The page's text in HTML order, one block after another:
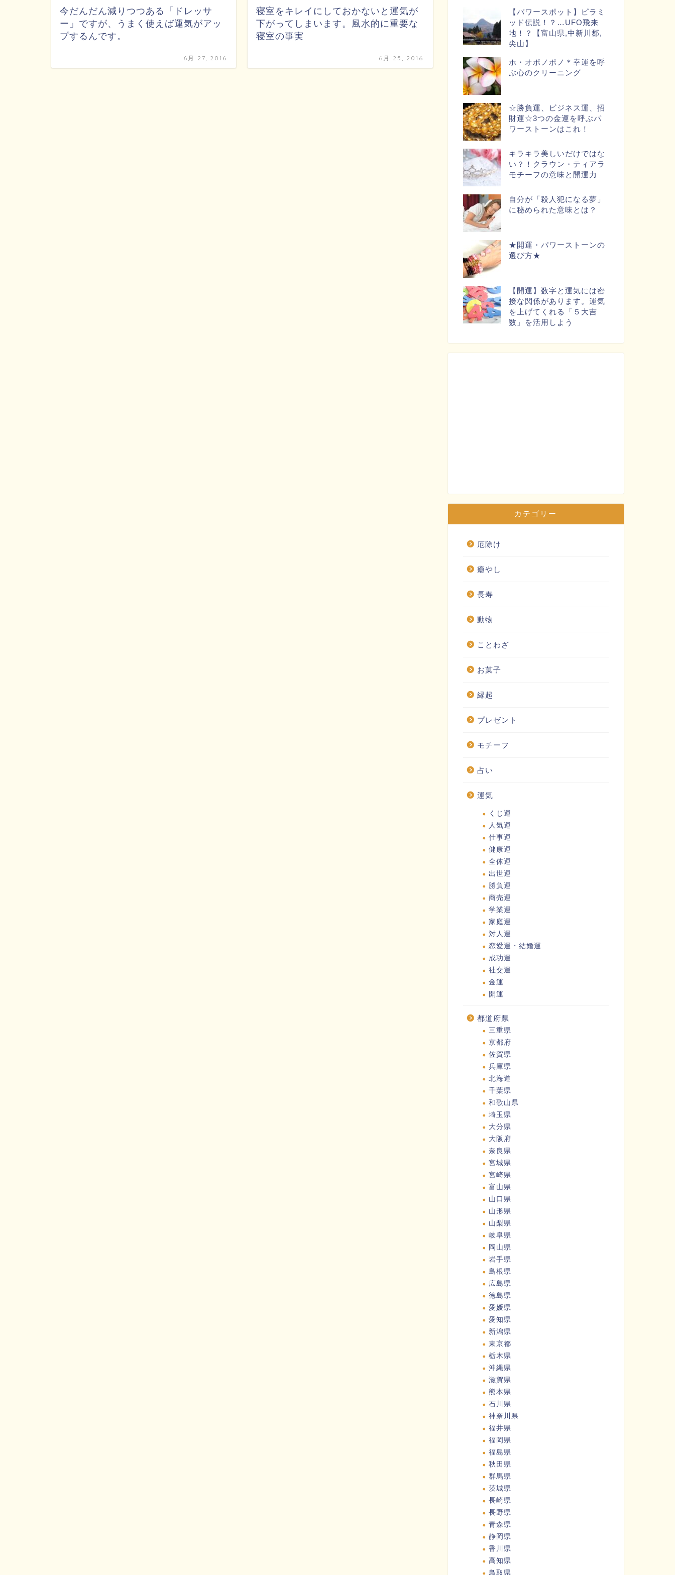
今だんだん減りつつある「ドレッサ
ー」ですが、うまく使えば運気がアッ
プするんです。
6月 27, 2016
寝室をキレイにしておかないと運気が
下がってしまいます。風水的に重要な
寝室の事実
6月 25, 2016
【パワースポット】ピラミ
ッド伝説！？…UFO飛来
地！？【富山県,中新川郡,
尖山】
ホ・オポノポノ＊幸運を呼
ぶ心のクリーニング
☆勝負運、ビジネス運、招
財運☆3つの金運を呼ぶパ
ワーストーンはこれ！
キラキラ美しいだけではな
い？！クラウン・ティアラ
モチーフの意味と開運力
自分が「殺人犯になる夢」
に秘められた意味とは？
★開運・パワーストーンの
選び方★
【開運】数字と運気には密
接な関係があります。運気
を上げてくれる「５大吉
数」を活用しよう
カテゴリー
厄除け
癒やし
長寿
動物
ことわざ
お菓子
縁起
プレゼント
モチーフ
占い
運気
くじ運
人気運
仕事運
健康運
全体運
出世運
勝負運
商売運
学業運
家庭運
対人運
恋愛運・結婚運
成功運
社交運
金運
開運
都道府県
三重県
京都府
佐賀県
兵庫県
北海道
千葉県
和歌山県
埼玉県
大分県
大阪府
奈良県
宮城県
宮崎県
富山県
山口県
山形県
山梨県
岐阜県
岡山県
岩手県
島根県
広島県
徳島県
愛媛県
愛知県
新潟県
東京都
栃木県
沖縄県
滋賀県
熊本県
石川県
神奈川県
福井県
福岡県
福島県
秋田県
群馬県
茨城県
長崎県
長野県
青森県
静岡県
香川県
高知県
鳥取県